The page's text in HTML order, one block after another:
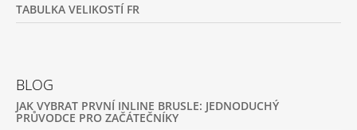
TABULKA VELIKOSTÍ FR
BLOG
JAK VYBRAT PRVNÍ INLINE BRUSLE: JEDNODUCHÝ
PRŮVODCE PRO ZAČÁTEČNÍKY